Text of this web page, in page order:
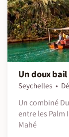
Un doux
Seychelles
Un combiné
entre les Palm
Mahé